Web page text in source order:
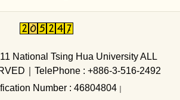
National Tsing Hua University ALL
TelePhone : +886-3-516-2492
Number : 46804804｜